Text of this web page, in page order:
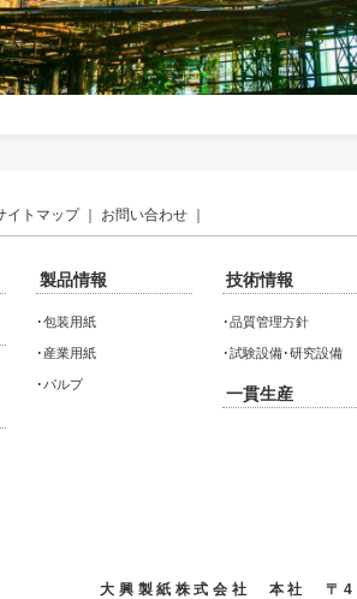
イトマップ ｜ お問い合わせ ｜
製品情報
･包装用紙
･ 産業用紙
･ パルプ
技術情報
･品質管理方針
･試験設備･研究設備
一貫生産
大興製紙株式会社 本社 〒